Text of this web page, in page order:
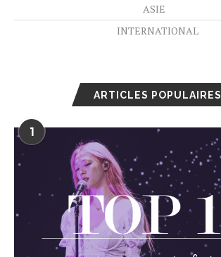
ASIE
INTERNATIONAL
ARTICLES POPULAIRES
1